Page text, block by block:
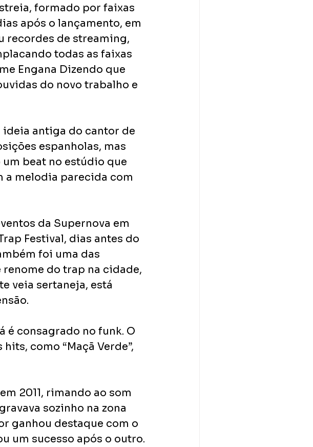
formado por faixas
após o lançamento, em
recordes de streaming,
todas as faixas
Engana Dizendo que
do novo trabalho e
ideia antiga do cantor de
espanholas, mas
beat no estúdio que
a melodia parecida com
da Supernova em
Festival, dias antes do
foi uma das
do trap na cidade,
veia sertaneja, está
é consagrado no funk. O
como “Maçã Verde”,
2011, rimando ao som
sozinho na zona
ganhou destaque com o
um sucesso após o outro.